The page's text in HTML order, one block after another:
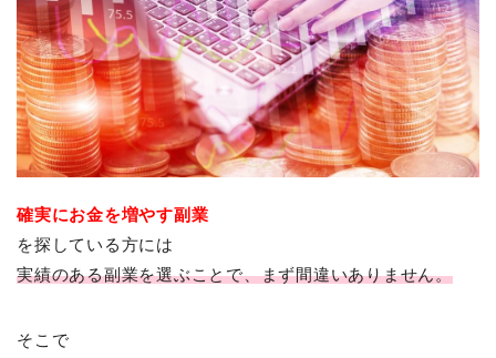
確実にお金を増やす副業
を探している方には
実績のある副業を選ぶことで、まず間違いありません。
そこで